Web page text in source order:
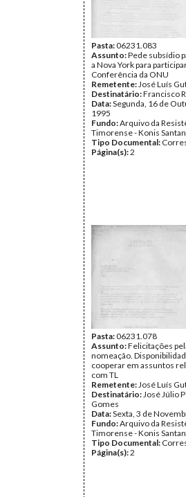
Pasta:06231.083
Assunto:Pede subsídio
a Nova York para
Conferência da ONU
Remetente:José Luís
Destinatário:Francisco
Data:Segunda, 16 de
1995
Fundo:Arquivo da
Timorense - Konis
Tipo Documental:
Página(s):2
Pasta:06231.078
Assunto:Felicitações
nomeação.
cooperar em assuntos
com TL
Remetente:José Luís
Destinatário:José Júlio
Gomes
Data:Sexta, 3 de
Fundo:Arquivo da
Timorense - Konis
Tipo Documental:
Página(s):2